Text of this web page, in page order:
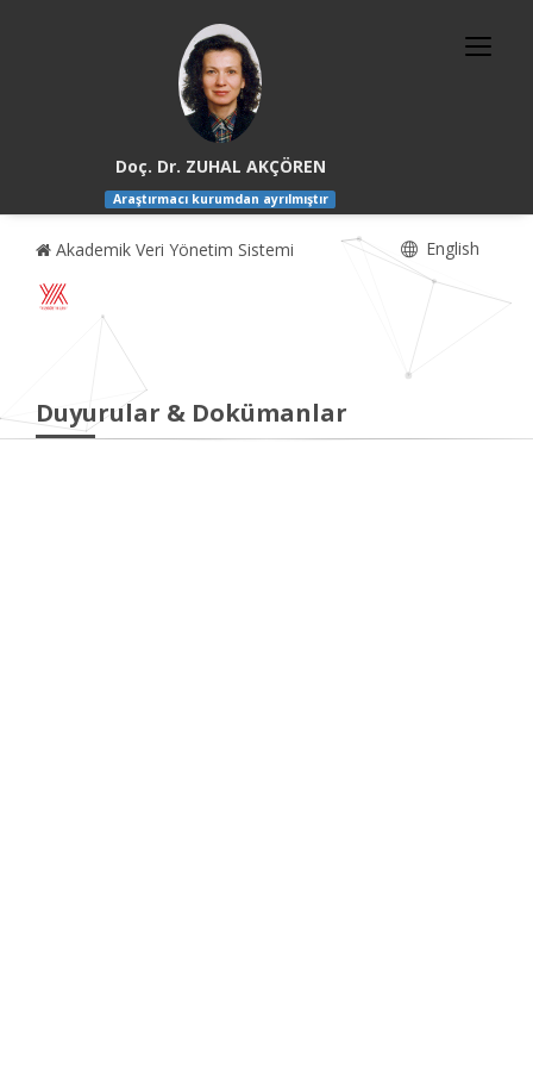
Doç. Dr. ZUHAL AKÇÖREN
Araştırmacı kurumdan ayrılmıştır
Akademik Veri Yönetim Sistemi English
Duyurular & Dokümanlar